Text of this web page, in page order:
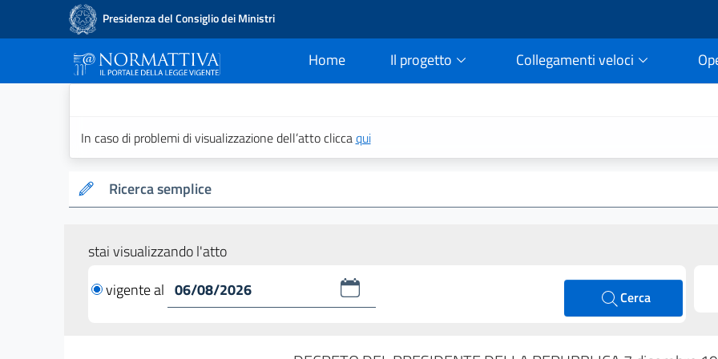
Presidenza del Consiglio dei Ministri
Home
current Il progetto Collegamenti veloci
In caso di problemi di visualizzazione dell’atto cliccaqui
Ricerca semplice
stai visualizzando l'atto
vigente al
Cerca